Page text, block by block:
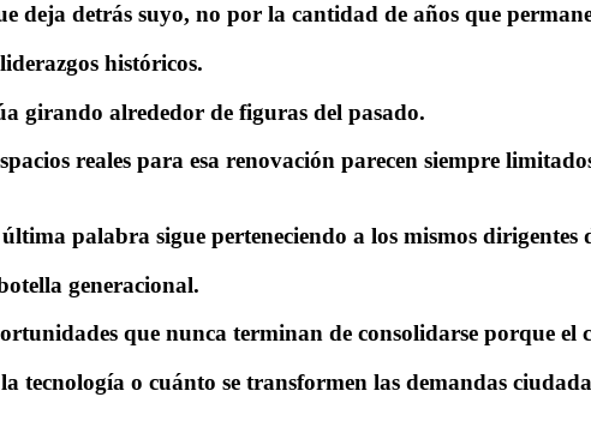
deja detrás suyo, no por la cantidad de años que
históricos.
girando alrededor de figuras del pasado.
reales para esa renovación parecen siempre
palabra sigue perteneciendo a los mismos dirigentes
generacional.
que nunca terminan de consolidarse porque
tecnología o cuánto se transformen las demandas